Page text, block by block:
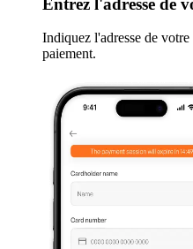
Indiquez l'adresse de
paiement.